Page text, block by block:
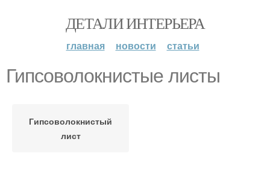
ДЕТАЛИ ИНТЕРЬЕРА
главная новости статьи
Гипсоволокнистые листы
Гипсоволокнистый
лист